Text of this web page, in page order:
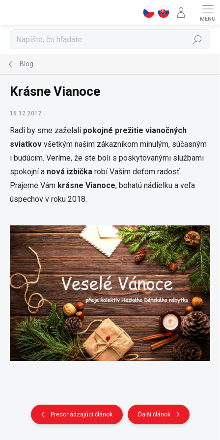
Hľadať
Blog
Krásne Vianoce
16.12.2017
Radi by sme zaželali pokojné prežitie vianočných
sviatkov všetkým našim zákazníkom minulým, súčasným
i budúcim. Veríme, že ste boli s poskytovanými službami
spokojní a nová izbička robí Vašim deťom radosť.
Prajeme Vám krásne Vianoce, bohatú nádielku a veľa
úspechov v roku 2018.
Predchádzajúci článok Ďalší článok